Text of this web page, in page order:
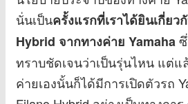
นั่นเป็นครั้งแรกที่เราได้ยินเกี่ยว
Hybrid จากทางค่าย Yamaha
ทราบชัดเจนว่าเป็นรุ่นไหน แต่แ
ค่ายเองนั้นก็ได้มีการเปิดตัวรถ